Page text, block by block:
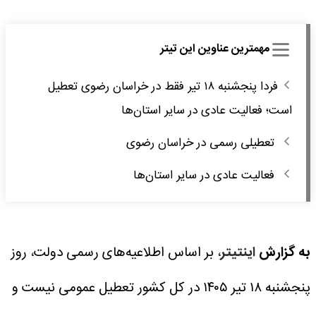
مهمترین عناوین این تیتر
فردا پنجشنبه ۱۸ تیر فقط در خراسان رضوی تعطیل
است؛ فعالیت عادی در سایر استان‌ها
تعطیلی رسمی در خراسان رضوی
فعالیت عادی در سایر استان‌ها
به گزارشاینتیتر، بر اساس اطلاعیه‌های رسمی دولت، روز
پنجشنبه ۱۸ تیر ۱۴۰۵ در کل کشور تعطیل عمومی نیست و